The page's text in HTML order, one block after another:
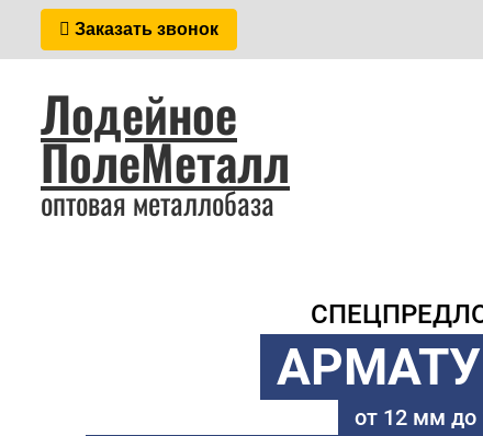
Заказать звонок
Лодейное
ПолеМеталл
оптовая металлобаза
от 12 мм